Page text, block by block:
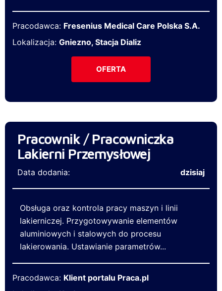
Pracodawca: Fresenius Medical Care Polska S.A.
Lokalizacja: Gniezno, Stacja Dializ
OFERTA
Pracownik / Pracowniczka
Lakierni Przemysłowej
Data dodania: dzisiaj
Obsługa oraz kontrola pracy maszyn i linii
lakierniczej. Przygotowywanie elementów
aluminiowych i stalowych do procesu
lakierowania. Ustawianie parametrów...
Pracodawca: Klient portalu Praca.pl